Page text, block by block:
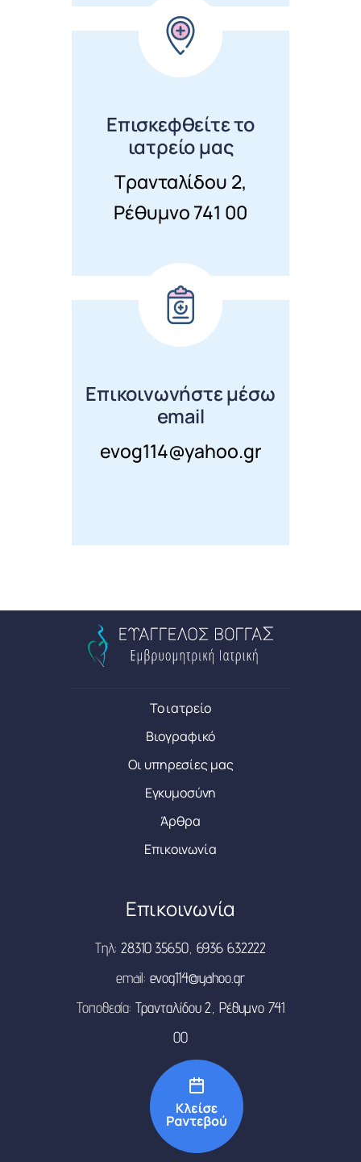
Επισκεφθείτε το
ιατρείο μας
Τρανταλίδου 2,
Ρέθυμνο 741 00
Επικοινωνήστε μέσω
email
evog114@yahoo.gr
Το ιατρείο
Βιογραφικό
Οι υπηρεσίες μας
Εγκυμοσύνη
Άρθρα
Επικοινωνία
Επικοινωνία
Τηλ:28310 35650, 6936 632222
email: evog114@yahoo.gr
Τοποθεσία: Τρανταλίδου 2, Ρέθυμνο 741
00